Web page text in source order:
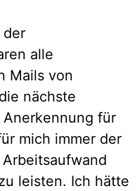
der
alle
Mails von
nächste
für
mich immer der
leisten. Ich hätte